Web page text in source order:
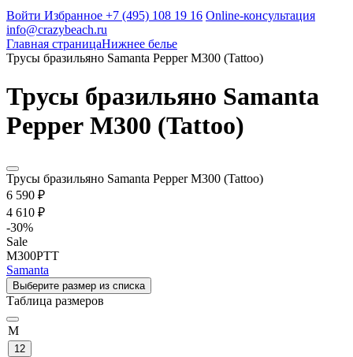
Войти Избранное +7 (495) 108 19 16 Online-консультация
info@crazybeach.ru
Главная страницаНижнее белье
Трусы бразильяно Samanta Pepper M300 (Tattoo)
Трусы бразильяно Samanta
Pepper M300 (Tattoo)
Трусы бразильяно Samanta Pepper M300 (Tattoo)
6 590 ₽
4 610 ₽
-30%
Sale
M300PTT
Samanta
Выберите размер из списка
Таблица размеров
M
12